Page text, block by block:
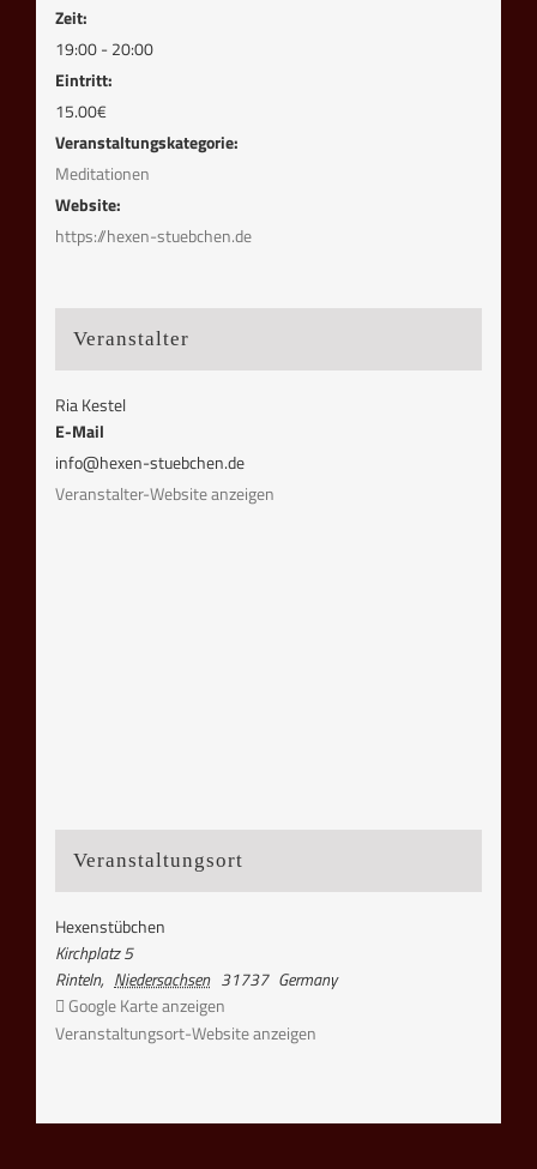
Zeit:
19:00 - 20:00
Eintritt:
15.00€
Veranstaltungskategorie:
Meditationen
Website:
https://hexen-stuebchen.de
Veranstalter
Ria Kestel
E-Mail
info@hexen-stuebchen.de
Veranstalter-Website anzeigen
Veranstaltungsort
Hexenstübchen
Kirchplatz 5
Rinteln, Niedersachsen 31737 Germany
Google Karte anzeigen
Veranstaltungsort-Website anzeigen